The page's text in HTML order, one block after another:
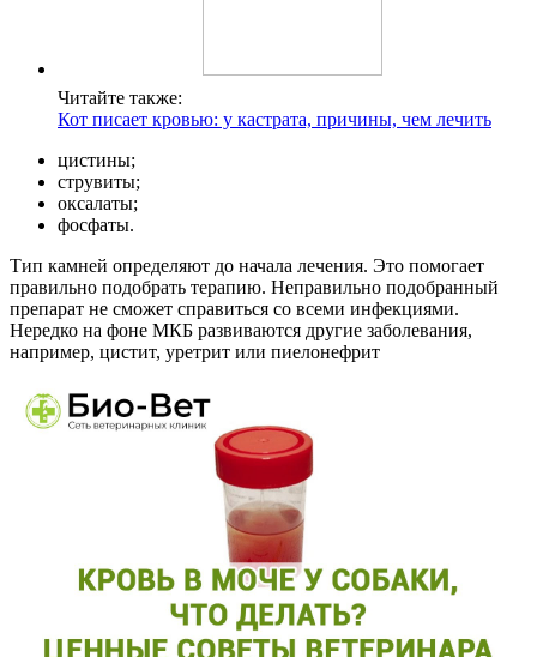
Читайте также:
Кот писает кровью: у кастрата, причины, чем лечить
цистины;
струвиты;
оксалаты;
фосфаты.
Тип камней определяют до начала лечения. Это помогает
правильно подобрать терапию. Неправильно подобранный
препарат не сможет справиться со всеми инфекциями.
Нередко на фоне МКБ развиваются другие заболевания,
например, цистит, уретрит или пиелонефрит